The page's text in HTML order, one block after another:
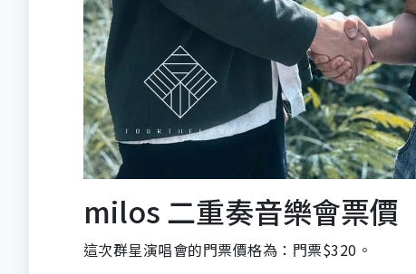
milos 二重奏音樂會票價
這次群星演唱會的門票價格為：門票$320。